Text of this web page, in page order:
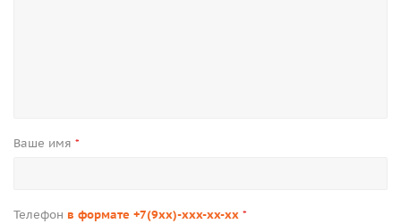
Ваше имя *
Телефон в формате +7(9xx)-xxx-xx-xx *